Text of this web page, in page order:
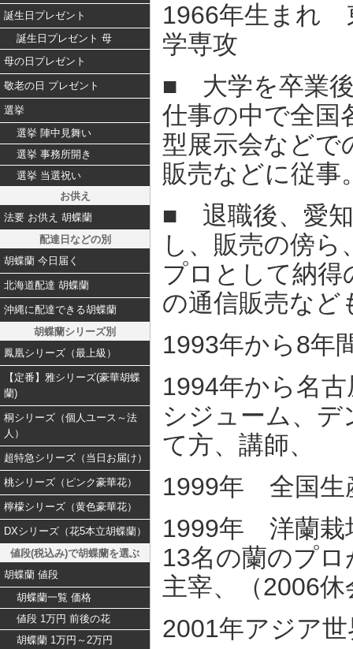
誕生日プレゼント
誕生日プレゼント 母
母の日プレゼント
敬老の日 プレゼント
選挙
選挙 陣中見舞い
選挙 事務所開き
選挙 当選祝い
お供え
法要 お供え 胡蝶蘭
配達日などの別
胡蝶蘭 今日届く
北海道配達 胡蝶蘭
沖縄に配達できる胡蝶蘭
胡蝶蘭シリーズ別
鳳凰シリーズ（最上級）
【定番】雅シリーズ(豪華胡蝶
蘭)
桐シリーズ（個人ユース～法
人）
超特急シリーズ（当日お届け）
桃シリーズ（ピンク豪華花）
檸檬シリーズ（黄色豪華花）
DXシリーズ（花5本立胡蝶蘭）
値段(税込み)で胡蝶蘭を選ぶ
胡蝶蘭 値段
胡蝶蘭一覧 価格
値段 1万円 前後の花
胡蝶蘭 1万円～2万円
1966年生まれ
学専攻
■ 大学を卒業後
仕事の中で全国
型展示会などで
販売などに従事
■ 退職後、愛知
し、販売の傍ら
プロとして納得
の通信販売など
1993年から8年
1994年から名
シジューム、デ
て方、講師、
1999年 全国生
1999年 洋蘭栽
13名の蘭のプ
主宰、（2006
2001年アジア